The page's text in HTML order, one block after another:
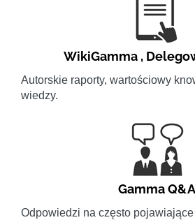
WikiGamma ,
Autorskie raporty, wartościowy
wiedzy.
Gamma Q&A
Odpowiedzi na często